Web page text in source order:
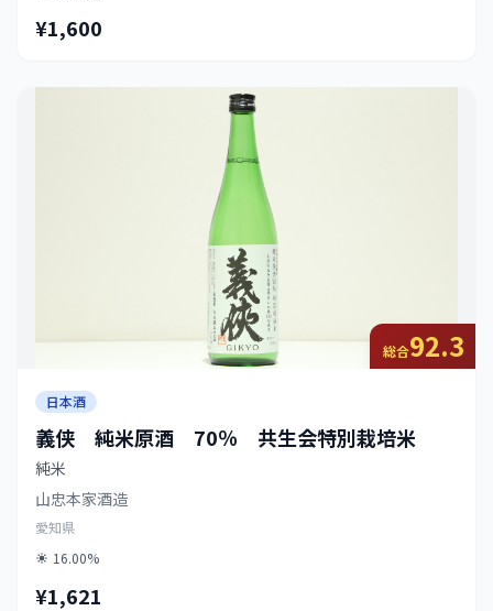
¥1,600
総合92.3
日本酒
義侠 純米原酒 70％ 共生会特別栽培米
純米
山忠本家酒造
愛知県
16.00%
¥1,621